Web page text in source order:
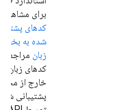
برای
کدهای
شده به بخش
زبان مراجعه
کدهای زبان
خارج از
پشتیبانی